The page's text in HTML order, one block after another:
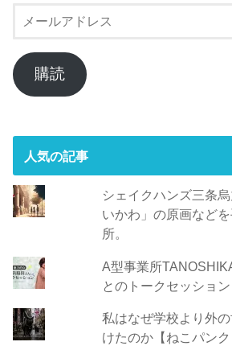
ー
ル
ア
ド
購読
人気の記事
シェイクハンズ三条
いかわ」の原画など
所。
A型事業所
とのトークセッション
私はなぜ学校より外
けたのか【ねこパンク